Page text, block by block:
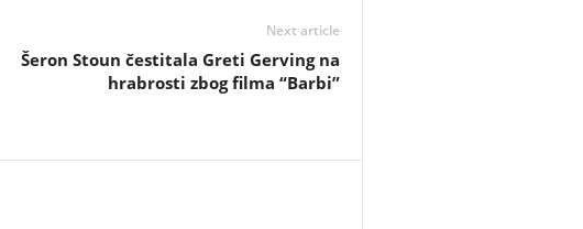
Next article
Šeron Stoun čestitala Greti Gerving na
hrabrosti zbog filma “Barbi”